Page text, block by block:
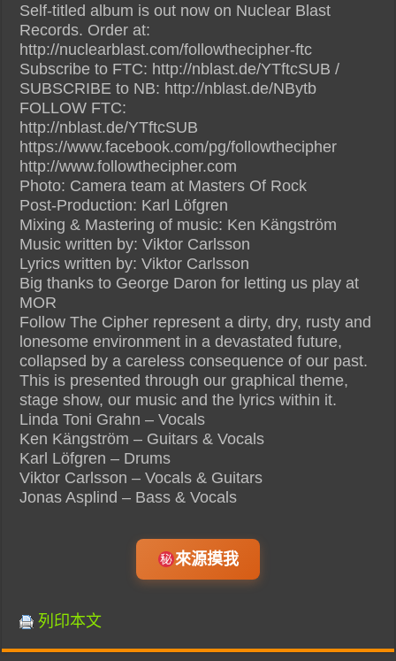
Self-titled album is out now on Nuclear Blast
Records. Order at:
http://nuclearblast.com/followthecipher-ftc
Subscribe to FTC: http://nblast.de/YTftcSUB /
SUBSCRIBE to NB: http://nblast.de/NBytb
FOLLOW FTC:
http://nblast.de/YTftcSUB
https://www.facebook.com/pg/followthecipher
http://www.followthecipher.com
Photo: Camera team at Masters Of Rock
Post-Production: Karl Löfgren
Mixing & Mastering of music: Ken Kängström
Music written by: Viktor Carlsson
Lyrics written by: Viktor Carlsson
Big thanks to George Daron for letting us play at
MOR
Follow The Cipher represent a dirty, dry, rusty and
lonesome environment in a devastated future,
collapsed by a careless consequence of our past.
This is presented through our graphical theme,
stage show, our music and the lyrics within it.
Linda Toni Grahn – Vocals
Ken Kängström – Guitars & Vocals
Karl Löfgren – Drums
Viktor Carlsson – Vocals & Guitars
Jonas Asplind – Bass & Vocals
來源摸我
列印本文